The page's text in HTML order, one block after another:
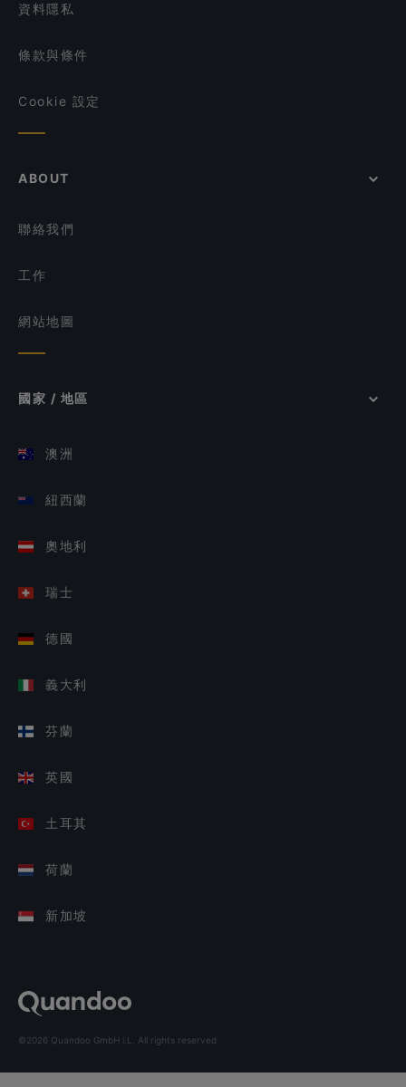
資料隱私
條款與條件
Cookie 設定
ABOUT
聯絡我們
工作
網站地圖
國家 / 地區
澳洲
紐西蘭
奧地利
瑞士
德國
義大利
芬蘭
英國
土耳其
荷蘭
新加坡
©2026 Quandoo GmbH i.L. All rights reserved